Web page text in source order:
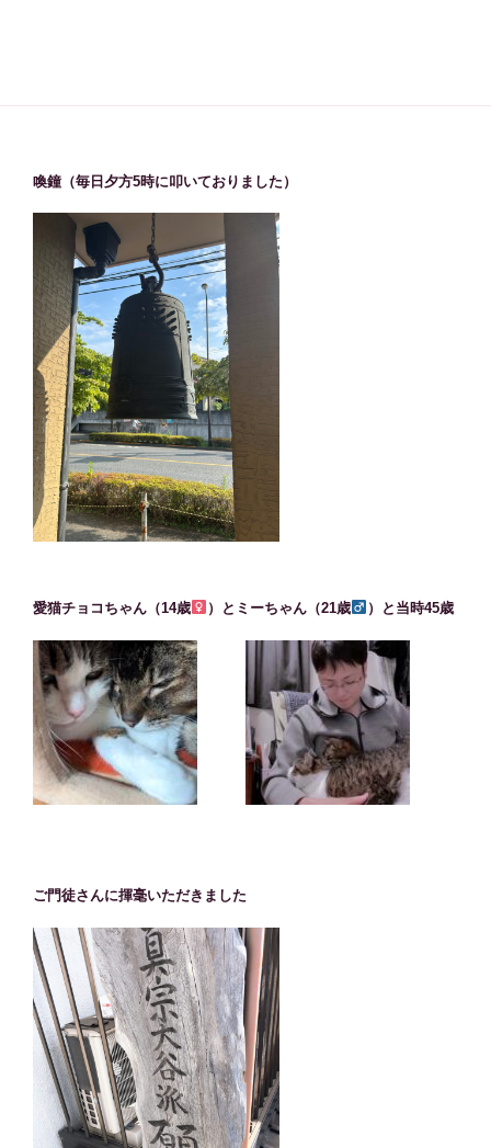
喚鐘（毎日夕方5時に叩いておりました）
愛猫チョコちゃん（14歳 ）とミーちゃん（21歳 ）と当時45歳
ご門徒さんに揮毫いただきました